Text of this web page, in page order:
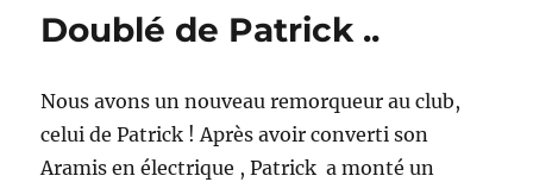
Doublé de Patrick ..
Nous avons un nouveau remorqueur au club,
celui de Patrick ! Après avoir converti son
Aramis en électrique , Patrick a monté un